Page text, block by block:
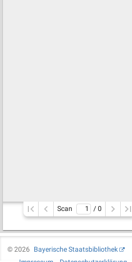
Scan / 0
©2026
Bayerische Staatsbibliothek